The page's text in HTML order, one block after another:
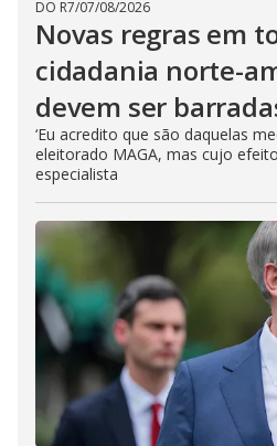
DO R7/07/08/2026
Novas regras em
cidadania norte-
devem ser
‘Eu acredito que são daquelas
eleitorado MAGA, mas cujo
especialista